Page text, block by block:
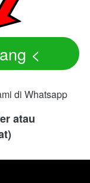
<
di Whatsapp
atau